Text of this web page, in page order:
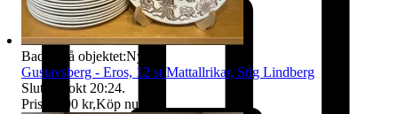
Badge på objektet:Ny
Gustavsberg - Eros, 12 st Mattallrikar, Stig Lindberg
Sluttid
8 okt 20:24.
Pris:
3 600 kr,Köp nu